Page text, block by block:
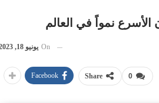
نمواً في العالم
On يونيو 18, 2023
0
Share
Facebook